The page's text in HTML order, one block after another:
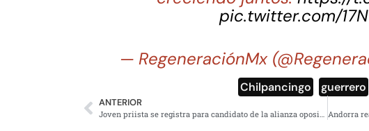
pic.twitter.com/
— RegeneraciónMx
Chilpancingo guerrero
ANTERIOR
Joven priista se registra para candidato de la alianza opositora y critica a “Alito” Moreno